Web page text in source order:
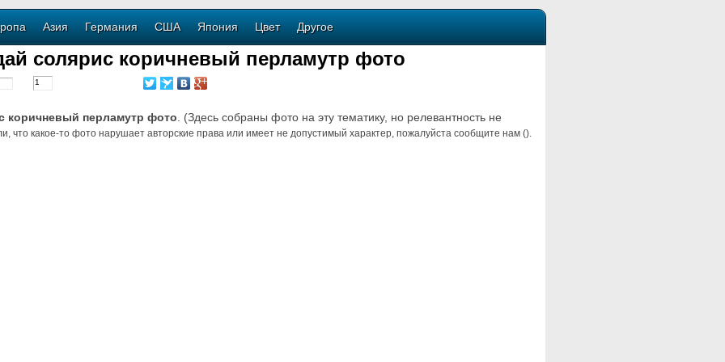
Азия Германия США Япония Цвет Другое
солярис коричневый перламутр фото
коричневый перламутр фото . (Здесь собраны фото на эту тематику, но релевантность не
что какое-то фото нарушает авторские права или имеет не допустимый характер, пожалуйста сообщите нам ().